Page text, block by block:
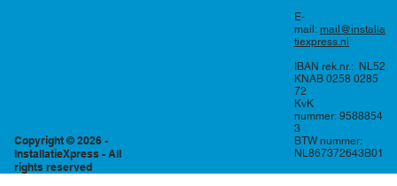
Copyright © 2026 -
InstallatieXpress - All
rights reserved
E-
mail: mail@installa
tiexpress.nl
IBAN rek.nr.: NL52
KNAB 0258 0285
72
KvK
nummer: 9588854
3
BTW nummer:
NL867372643B01